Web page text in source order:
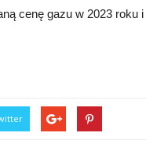
cenę gazu w 2023 roku